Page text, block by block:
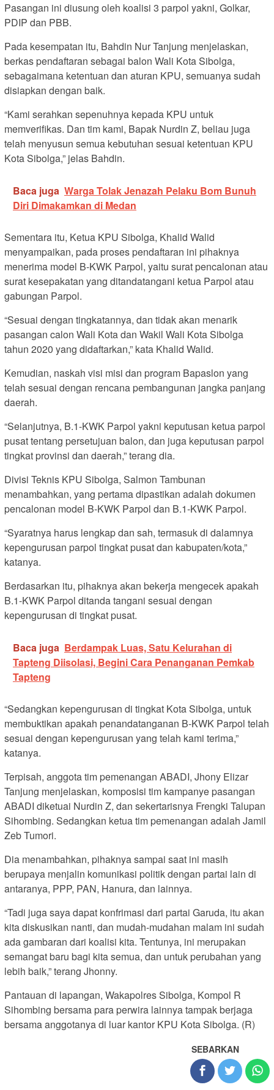
Pasangan ini diusung oleh koalisi 3 parpol yakni, Golkar,
PDIP dan PBB.
Pada kesempatan itu, Bahdin Nur Tanjung menjelaskan,
berkas pendaftaran sebagai balon Wali Kota Sibolga,
sebagaimana ketentuan dan aturan KPU, semuanya sudah
disiapkan dengan baik.
“Kami serahkan sepenuhnya kepada KPU untuk
memverifikas. Dan tim kami, Bapak Nurdin Z, beliau juga
telah menyusun semua kebutuhan sesuai ketentuan KPU
Kota Sibolga,” jelas Bahdin.
Baca juga Warga Tolak Jenazah Pelaku Bom Bunuh
Diri Dimakamkan di Medan
Sementara itu, Ketua KPU Sibolga, Khalid Walid
menyampaikan, pada proses pendaftaran ini pihaknya
menerima model B-KWK Parpol, yaitu surat pencalonan atau
surat kesepakatan yang ditandatangani ketua Parpol atau
gabungan Parpol.
“Sesuai dengan tingkatannya, dan tidak akan menarik
pasangan calon Wali Kota dan Wakil Wali Kota Sibolga
tahun 2020 yang didaftarkan,” kata Khalid Walid.
Kemudian, naskah visi misi dan program Bapaslon yang
telah sesuai dengan rencana pembangunan jangka panjang
daerah.
“Selanjutnya, B.1-KWK Parpol yakni keputusan ketua parpol
pusat tentang persetujuan balon, dan juga keputusan parpol
tingkat provinsi dan daerah,” terang dia.
Divisi Teknis KPU Sibolga, Salmon Tambunan
menambahkan, yang pertama dipastikan adalah dokumen
pencalonan model B-KWK Parpol dan B.1-KWK Parpol.
“Syaratnya harus lengkap dan sah, termasuk di dalamnya
kepengurusan parpol tingkat pusat dan kabupaten/kota,”
katanya.
Berdasarkan itu, pihaknya akan bekerja mengecek apakah
B.1-KWK Parpol ditanda tangani sesuai dengan
kepengurusan di tingkat pusat.
Baca juga Berdampak Luas, Satu Kelurahan di
Tapteng Diisolasi, Begini Cara Penanganan Pemkab
Tapteng
“Sedangkan kepengurusan di tingkat Kota Sibolga, untuk
membuktikan apakah penandatanganan B-KWK Parpol telah
sesuai dengan kepengurusan yang telah kami terima,”
katanya.
Terpisah, anggota tim pemenangan ABADI, Jhony Elizar
Tanjung menjelaskan, komposisi tim kampanye pasangan
ABADI diketuai Nurdin Z, dan sekertarisnya Frengki Talupan
Sihombing. Sedangkan ketua tim pemenangan adalah Jamil
Zeb Tumori.
Dia menambahkan, pihaknya sampai saat ini masih
berupaya menjalin komunikasi politik dengan partai lain di
antaranya, PPP, PAN, Hanura, dan lainnya.
“Tadi juga saya dapat konfrimasi dari partai Garuda, itu akan
kita diskusikan nanti, dan mudah-mudahan malam ini sudah
ada gambaran dari koalisi kita. Tentunya, ini merupakan
semangat baru bagi kita semua, dan untuk perubahan yang
lebih baik,” terang Jhonny.
Pantauan di lapangan, Wakapolres Sibolga, Kompol R
Sihombing bersama para perwira lainnya tampak berjaga
bersama anggotanya di luar kantor KPU Kota Sibolga. (R)
SEBARKAN